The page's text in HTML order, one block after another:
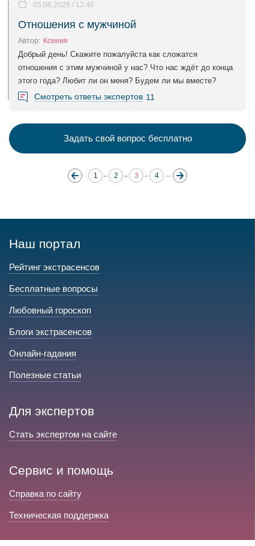
Отношения с мужчиной
05.08.2026 / 12:46
Автор: Ксения
Добрый день! Скажите пожалуйста как сложатся
отношения с этим мужчиной у нас? Что нас ждёт до конца
этого года? Любит ли он меня? Будем ли мы вместе?
Смотреть ответы экспертов 11
Задать свой вопрос бесплатно
1 2 3 4
Наш портал
Рейтинг экстрасенсов
Бесплатные вопросы
Любовный гороскоп
Блоги экстрасенсов
Онлайн-гадания
Полезные статьи
Для экспертов
Стать экспертом на сайте
Сервис и помощь
Справка по сайту
Техническая поддержка